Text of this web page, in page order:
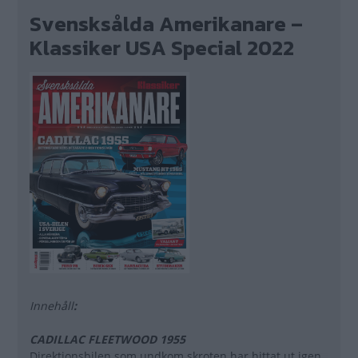
Svensksålda Amerikanare –
Klassiker USA Special 2022
Innehåll:
CADILLAC FLEETWOOD 1955